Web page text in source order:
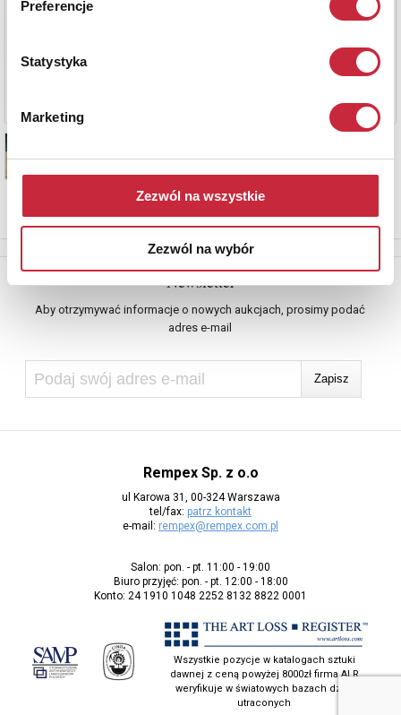
Preferencje
Statystyka
Marketing
Zezwól na wszystkie
Zezwól na wybór
Newsletter
Aby otrzymywać informacje o nowych aukcjach, prosimy podać
adres e-mail
Rempex Sp. z o.o
ul Karowa 31, 00-324 Warszawa
tel/fax: patrz kontakt
e-mail: rempex@rempex.com.pl
Salon: pon. - pt. 11:00 - 19:00
Biuro przyjęć: pon. - pt. 12:00 - 18:00
Konto: 24 1910 1048 2252 8132 8822 0001
Wszystkie pozycje w katalogach sztuki
dawnej z ceną powyżej 8000zł firma ALR
weryfikuje w światowych bazach dzieł
utraconych